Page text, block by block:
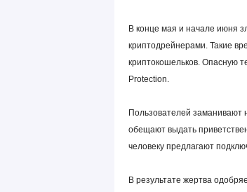
В конце мая и начале июня
криптодрейнерами. Такие
криптокошельков. Опасную
Protection.
Пользователей заманивают
обещают выдать
человеку предлагают
В результате жертва